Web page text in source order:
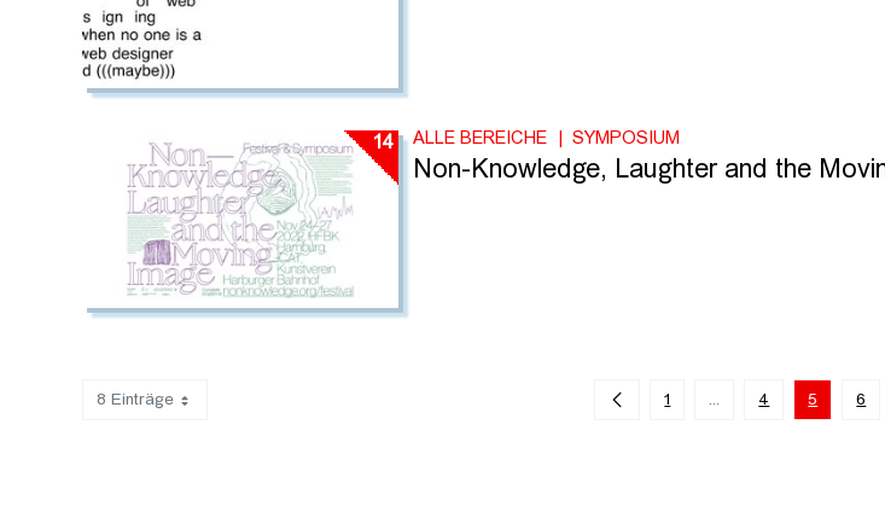
14 ALLE BEREICHE SYMPOSIUM
Non-Knowledge, Laughter and the
8 Einträge 1 ...Zwischenseiten
4 5 6